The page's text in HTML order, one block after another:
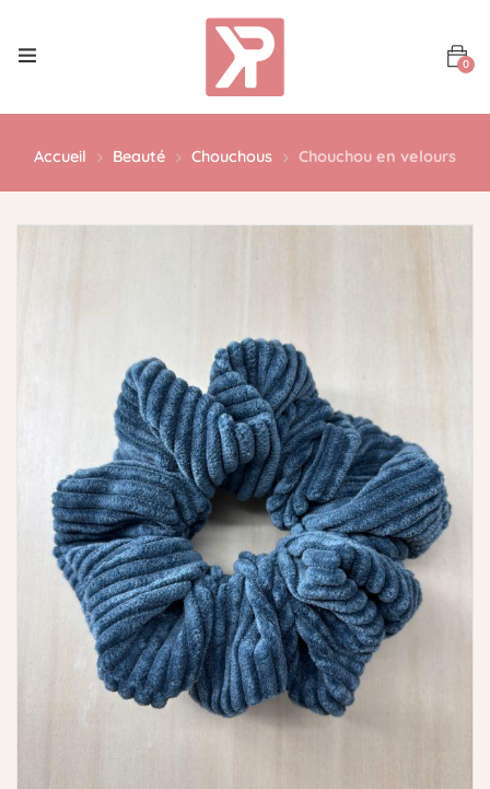
0
Accueil Beauté Chouchous Chouchou en velours